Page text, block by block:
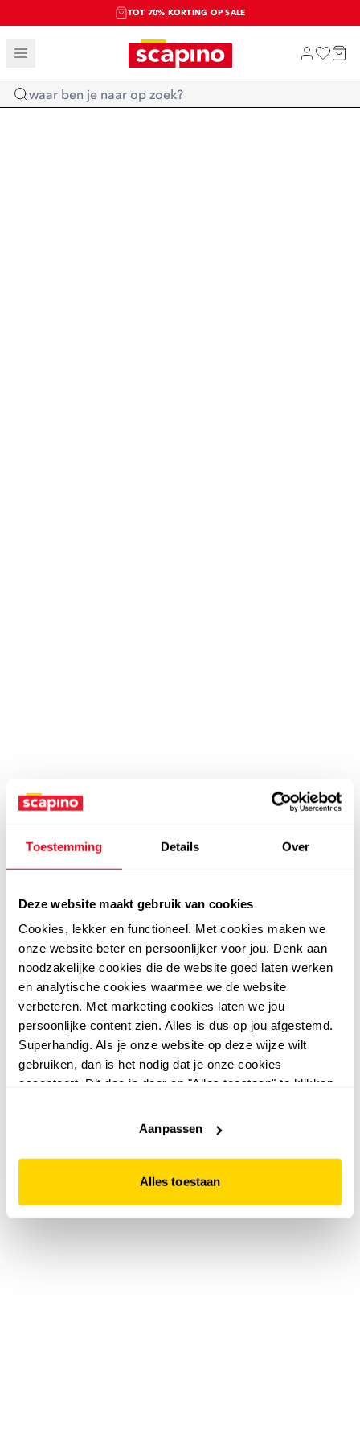
Toestemming Details Over
Deze website maakt gebruik van cookies
Cookies, lekker en functioneel. Met cookies maken we
onze website beter en persoonlijker voor jou. Denk aan
noodzakelijke cookies die de website goed laten werken
en analytische cookies waarmee we de website
verbeteren. Met marketing cookies laten we jou
persoonlijke content zien. Alles is dus op jou afgestemd.
Superhandig. Als je onze website op deze wijze wilt
gebruiken, dan is het nodig dat je onze cookies
accepteert. Dit doe je door op "Alles toestaan" te klikken.
website niet optimaal functioneert.
Aanpassen
Alles toestaan
TOT 70% KORTING OP SALE
SALE: LAATSTE KANS!
SHOP NIEUW
Home